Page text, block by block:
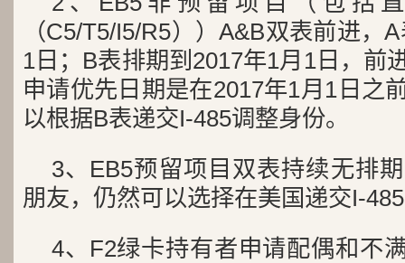
（C5/T5/I5/R5））A&B双表前进，
1日；B表排期到2017年1月1日，前
申请优先日期是在2017年1月1日之
以根据B表递交I-485调整身份。
3、EB5预留项目双表持续无排
朋友，仍然可以选择在美国递交I-
4、F2绿卡持有者申请配偶和不